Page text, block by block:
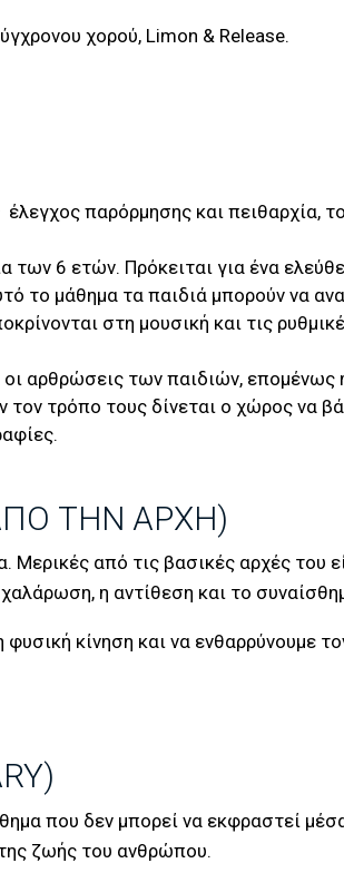
χορού, Limon & Release.
παρόρμησης και πειθαρχία,
των 6 ετών. Πρόκειται για ένα
το μάθημα τα παιδιά μπορούν να
στη μουσική και τις
αρθρώσεις των παιδιών, επομένως
τρόπο τους δίνεται ο χώρος να
ΤΗΝ ΑΡΧΉ)
από τις βασικές αρχές του
η αντίθεση και το
κίνηση και να ενθαρρύνουμε
που δεν μπορεί να εκφραστεί
ζωής του ανθρώπου.